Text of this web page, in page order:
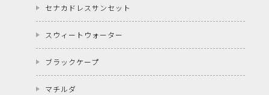
セナカドレスサンセット
スウィートウォーター
ブラックケープ
マチルダ